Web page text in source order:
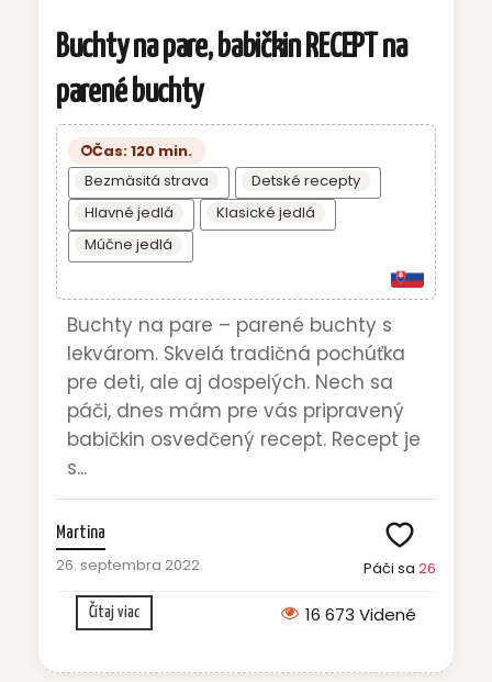
Buchty na pare, babičkin RECEPT na
parené buchty
Čas: 120 min.
Bezmäsitá strava
Detské recepty
Hlavné jedlá
Klasické jedlá
Múčne jedlá
Buchty na pare – parené buchty s
lekvárom. Skvelá tradičná pochúťka
pre deti, ale aj dospelých. Nech sa
páči, dnes mám pre vás pripravený
babičkin osvedčený recept. Recept je
s...
Martina
26. septembra 2022 Páči sa 26
Čítaj viac 16 673 Videné